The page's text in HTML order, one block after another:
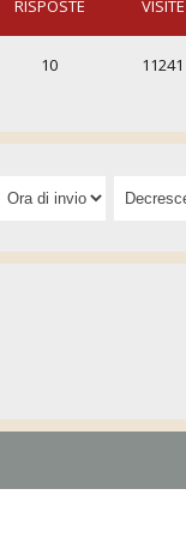
RISPOSTE VISITE
10 11241